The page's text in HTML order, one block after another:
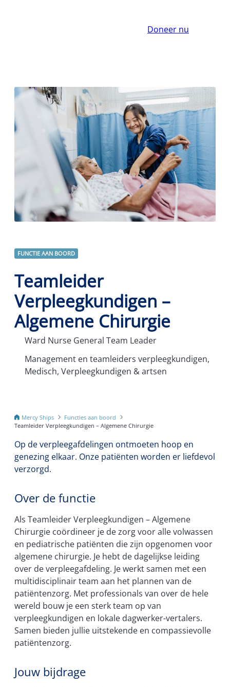
Doneer nu
FUNCTIE AAN BOORD
Teamleider
Verpleegkundigen –
Algemene Chirurgie
Ward Nurse General Team Leader
Management en teamleiders verpleegkundigen,
Medisch, Verpleegkundigen & artsen
Mercy Ships
Functies aan boord
Teamleider Verpleegkundigen – Algemene Chirurgie
Op de verpleegafdelingen ontmoeten hoop en
genezing elkaar. Onze patiënten worden er liefdevol
verzorgd.
Over de functie
Als Teamleider Verpleegkundigen – Algemene
Chirurgie coördineer je de zorg voor alle volwassen
en pediatrische patiënten die zijn opgenomen voor
algemene chirurgie. Je hebt de dagelijkse leiding
over de verpleegafdeling. Je werkt samen met een
multidisciplinair team aan het plannen van de
patiëntenzorg. Met professionals van over de hele
wereld bouw je een sterk team op van
verpleegkundigen en lokale dagwerker-vertalers.
Samen bieden jullie uitstekende en compassievolle
patiëntenzorg.
Jouw bijdrage